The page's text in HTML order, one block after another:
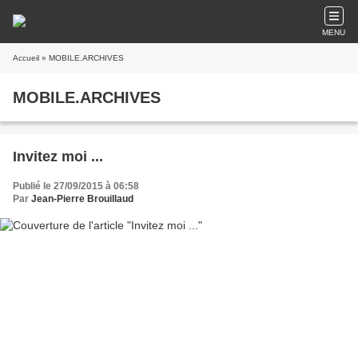
MENU
Accueil » MOBILE.ARCHIVES
MOBILE.ARCHIVES
Invitez moi ...
Publié le 27/09/2015 à 06:58
Par Jean-Pierre Brouillaud